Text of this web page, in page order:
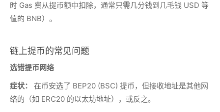
时 Gas 费从提币额中扣除，通常只需几分钱到几毛钱 USD 等
值的 BNB）。
链上提币的常见问题
选错提币网络
症状：
在币安选了 BEP20 (BSC) 提币，但接收地址是其他网
络的（如 ERC20 的以太坊地址），或反之。